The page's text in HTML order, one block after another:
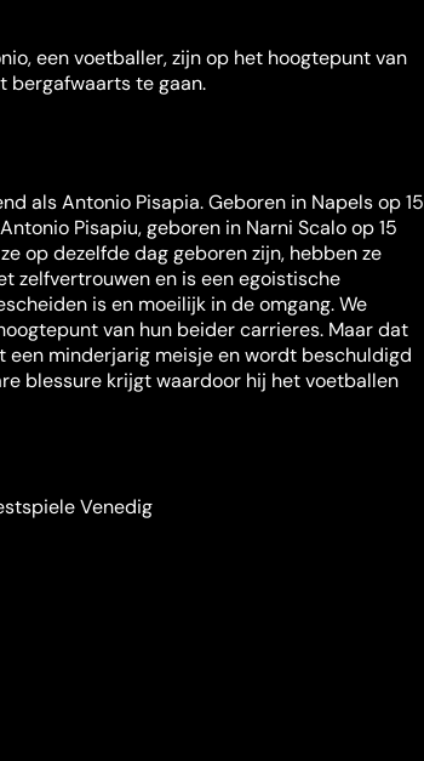
een voetballer, zijn op het hoogtepunt van
bergafwaarts te gaan.
als Antonio Pisapia. Geboren in Napels op 15
Pisapiu, geboren in Narni Scalo op 15
op dezelfde dag geboren zijn, hebben ze
zelfvertrouwen en is een egoistische
is en moeilijk in de omgang. We
van hun beider carrieres. Maar dat
minderjarig meisje en wordt beschuldigd
blessure krijgt waardoor hij het voetballen
Venedig